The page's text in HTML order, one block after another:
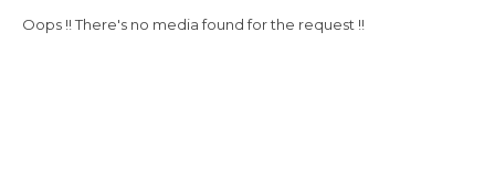
Oops !! There's no media found for the request !!